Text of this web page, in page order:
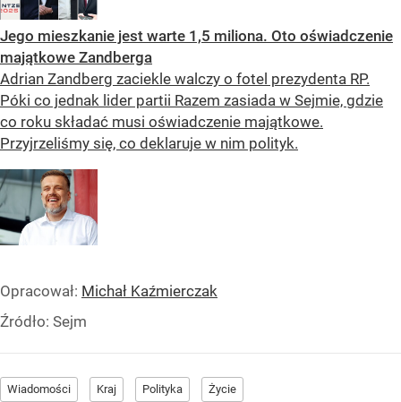
Jego mieszkanie jest warte 1,5 miliona. Oto oświadczenie
majątkowe Zandberga
Adrian Zandberg zaciekle walczy o fotel prezydenta RP.
Póki co jednak lider partii Razem zasiada w Sejmie, gdzie
co roku składać musi oświadczenie majątkowe.
Przyjrzeliśmy się, co deklaruje w nim polityk.
Opracował: Michał Kaźmierczak
Źródło: Sejm
Wiadomości Kraj Polityka Życie